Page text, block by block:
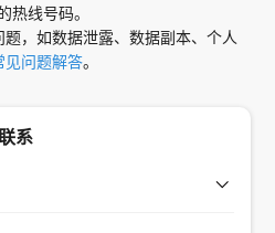
热线号码。
，如数据泄露、数据副本、个人
见问题解答。
系